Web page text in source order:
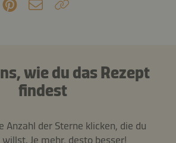
wie du das Rezept
findest
Anzahl der Sterne klicken, die du
Je mehr, desto besser!